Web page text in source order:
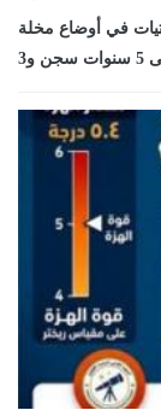
في أوضاع مخلة